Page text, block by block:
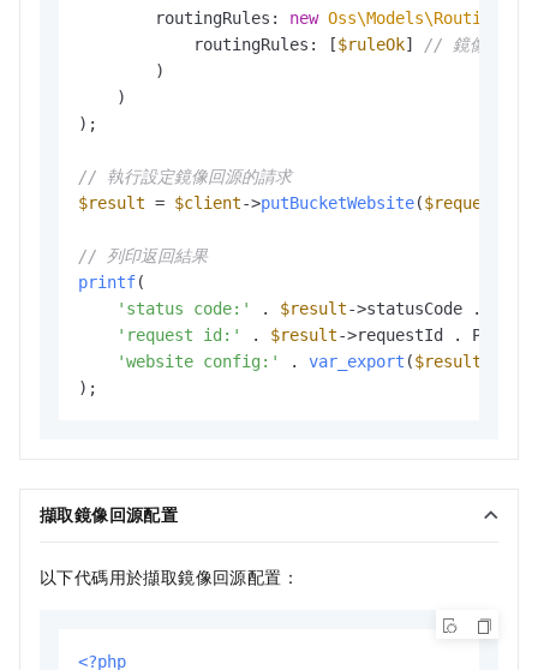
        routingRules:
new
            routingRules: [
$ruleOk] // 鏡像回源規
        )
    )
);
// 執行設定鏡像回源的請求
$result = $client->putBucketWebsite($request
// 列印返回結果
printf(
'status code:'
. $result->statusCode .
'request id:'
. $result->requestId .
'website config:'
. var_export ($result
擷取鏡像回源配置
以下代碼用於擷取鏡像回源配置：
<?php